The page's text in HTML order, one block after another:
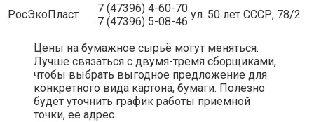
РосЭкоПласт
7 (47396) 4-60-70
7 (47396) 5-08-46
ул. 50 лет СССР, 78/2
Цены на бумажное сырьё могут меняться.
Лучше связаться с двумя-тремя сборщиками,
чтобы выбрать выгодное предложение для
конкретного вида картона, бумаги. Полезно
будет уточнить график работы приёмной
точки, её адрес.